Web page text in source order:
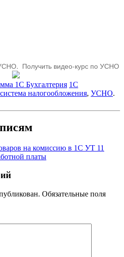
Получить видео-курс по УСНО
1С Бухгалтерия 1С
налогообложения, УСНО.
на комиссию в 1С УТ 11
платы
Обязательные поля